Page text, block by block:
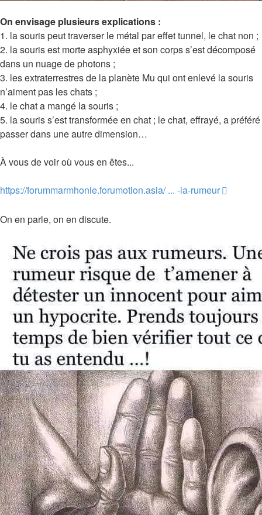
On envisage plusieurs explications :
1. la souris peut traverser le métal par effet tunnel, le chat non ;
2. la souris est morte asphyxiée et son corps s’est décomposé
dans un nuage de photons ;
3. les extraterrestres de la planète Mu qui ont enlevé la souris
n’aiment pas les chats ;
4. le chat a mangé la souris ;
5. la souris s’est transformée en chat ; le chat, effrayé, a préféré
passer dans une autre dimension…
À vous de voir où vous en êtes...
https://forummarmhonie.forumotion.asia/ ... -la-rumeur
On en parle, on en discute.